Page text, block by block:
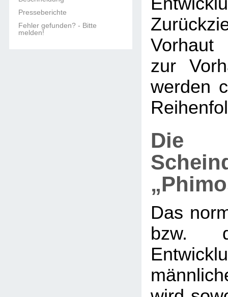
Presseberichte
Fehler gefunden? - Bitte
melden!
zur
werden
Die
Das
bzw.